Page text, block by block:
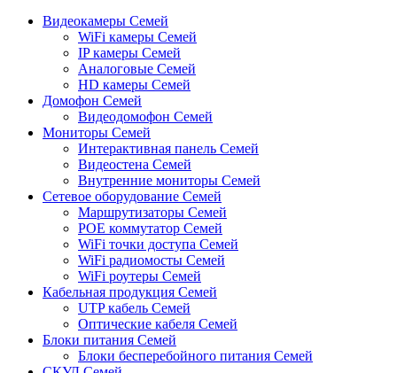
Видеокамеры Семей
WiFi камеры Семей
IP камеры Семей
Аналоговые Семей
HD камеры Семей
Домофон Семей
Видеодомофон Семей
Мониторы Семей
Интерактивная панель Семей
Видеостена Семей
Внутренние мониторы Семей
Сетевое оборудование Семей
Маршрутизаторы Семей
POE коммутатор Семей
WiFi точки доступа Семей
WiFi радиомосты Семей
WiFi роутеры Семей
Кабельная продукция Семей
UTP кабель Семей
Оптические кабеля Семей
Блоки питания Семей
Блоки бесперебойного питания Семей